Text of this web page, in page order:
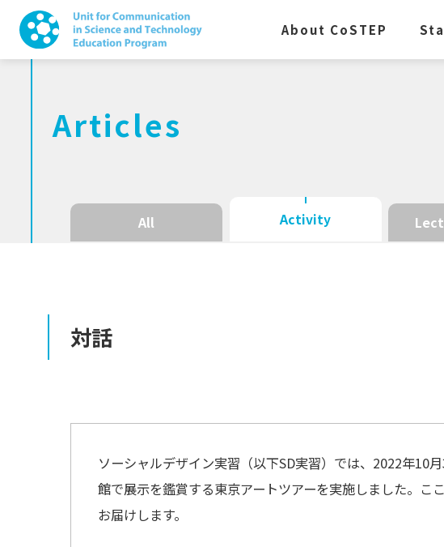
About CoSTEP
Articles
All Activity
対話
ソーシャルデザイン実習（以下SD実習）では、2022年10
館で展示を鑑賞する東京アートツアーを実施しました。こ
お届けします。